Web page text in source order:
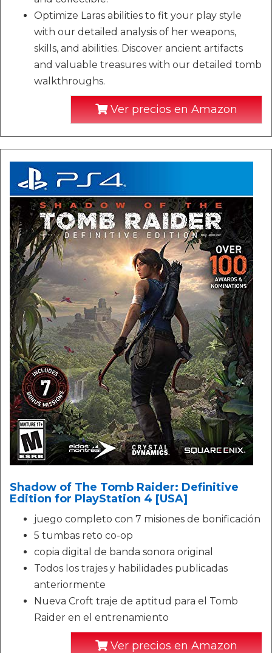
Optimize Laras abilities to fit your play style
with our detailed analysis of her weapons,
skills, and abilities. Discover ancient artifacts
and valuable treasures with our detailed tomb
walkthroughs.
Ver precios en Amazon
Shadow of The Tomb Raider: Definitive
Edition for PlayStation 4 [USA]
juego completo con 7 misiones de bonificación
5 tumbas reto co-op
copia digital de banda sonora original
Todos los trajes y habilidades publicadas
anteriormente
Nueva Croft traje de aptitud para el Tomb
Raider en el entrenamiento
Ver precios en Amazon